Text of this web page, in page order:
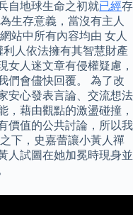
自地球生命之初就已經存
生存意義，當沒有主人
站中所有內容均由 女人
利人依法擁有其智慧財產
女人迷文章有侵權疑慮，
們會儘快回覆。 為了改
安心發表言論、交流想法
，藉由觀點的激盪碰撞，
價值的公共討論，所以我
下，史嘉蕾讓小黃人禪
人試圖在她加冕時現身並